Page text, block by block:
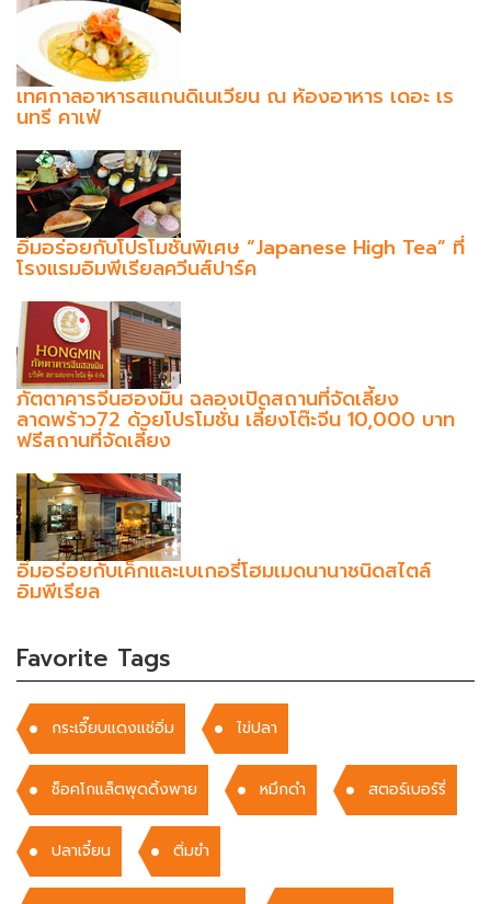
เทศกาลอาหารสแกนดิเนเวียน ณ ห้องอาหาร เดอะ เร
นทรี คาเฟ่
อิ่มอร่อยกับโปรโมชั่นพิเศษ “Japanese High Tea” ที่
โรงแรมอิมพีเรียลควีนส์ปาร์ค
ภัตตาคารจีนฮองมิน ฉลองเปิดสถานที่จัดเลี้ยง
ลาดพร้าว72 ด้วยโปรโมชั่น เลี้ยงโต๊ะจีน 10,000 บาท
ฟรีสถานที่จัดเลี้ยง
อิ่มอร่อยกับเค็กและเบเกอรี่โฮมเมดนานาชนิดสไตล์
อิมพีเรียล
Favorite Tags
กระเจี๊ยบแดงแช่อิ่ม ไข่ปลา
ช็อคโกแล็ตพุดดิ้งพาย หมึกดำ สตอร์เบอร์รี่
ปลาเจี๋ยน ติ่มฃำ